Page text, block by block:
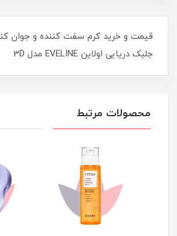
قیمت و خرید کرم سفت کننده و جوان
جلبک دریایی اولاین EVELINE مدل 3D
محصولات مرتبط